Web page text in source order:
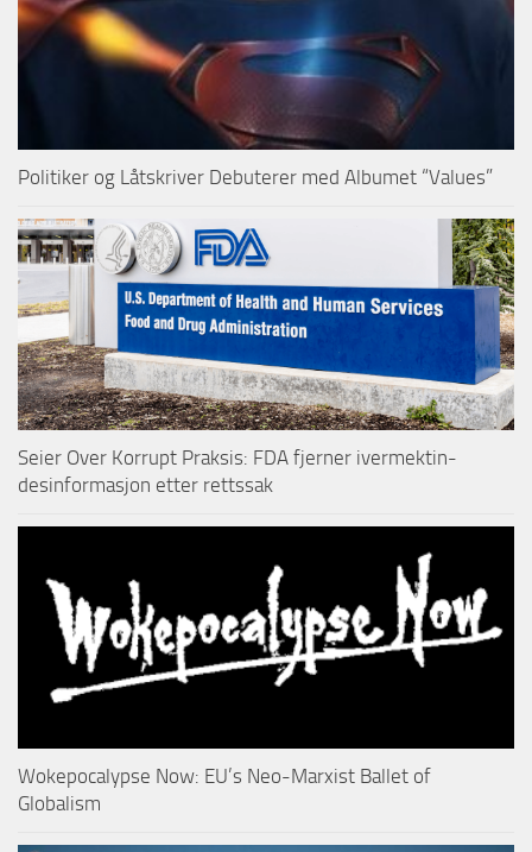
Politiker og Låtskriver Debuterer med Albumet “Values”
Seier Over Korrupt Praksis: FDA fjerner ivermektin-
desinformasjon etter rettssak
Wokepocalypse Now: EU’s Neo-Marxist Ballet of
Globalism